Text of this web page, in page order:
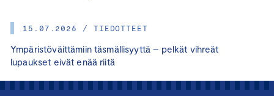
15.07.2026 / TIEDOTTEET
Ympäristöväittämiin täsmällisyyttä – pelkät vihreät
lupaukset eivät enää riitä